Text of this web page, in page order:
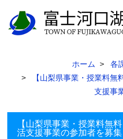
ホーム 各
【山梨県事業・授業料無
支援事
【山梨県事業・授業料無
活支援事業の参加者を募